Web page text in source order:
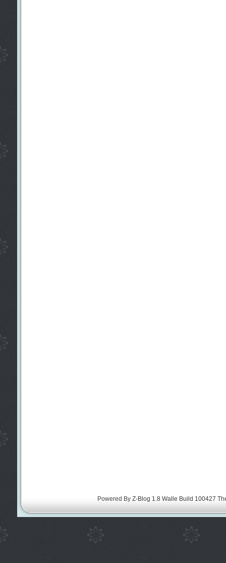
Powered By Z-Blog 1.8 Walle Build 100427